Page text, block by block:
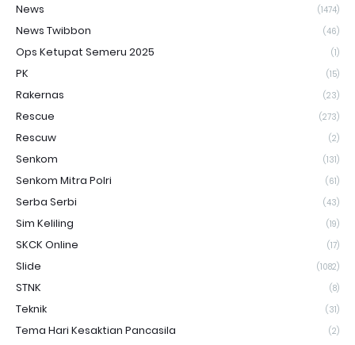
News (1474)
News Twibbon (46)
Ops Ketupat Semeru 2025 (1)
PK (15)
Rakernas (23)
Rescue (273)
Rescuw (2)
Senkom (131)
Senkom Mitra Polri (61)
Serba Serbi (43)
Sim Keliling (19)
SKCK Online (17)
Slide (1082)
STNK (8)
Teknik (31)
Tema Hari Kesaktian Pancasila (2)